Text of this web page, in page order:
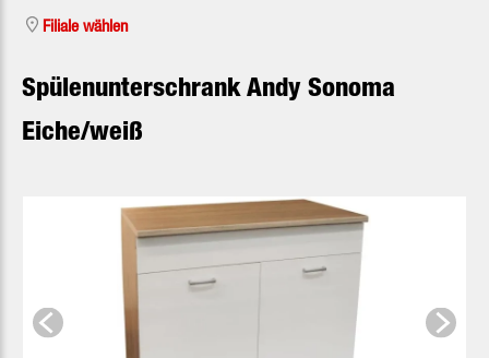
Filiale wählen
Spülenunterschrank Andy Sonoma
Eiche/weiß
Bildergalerie überspringen